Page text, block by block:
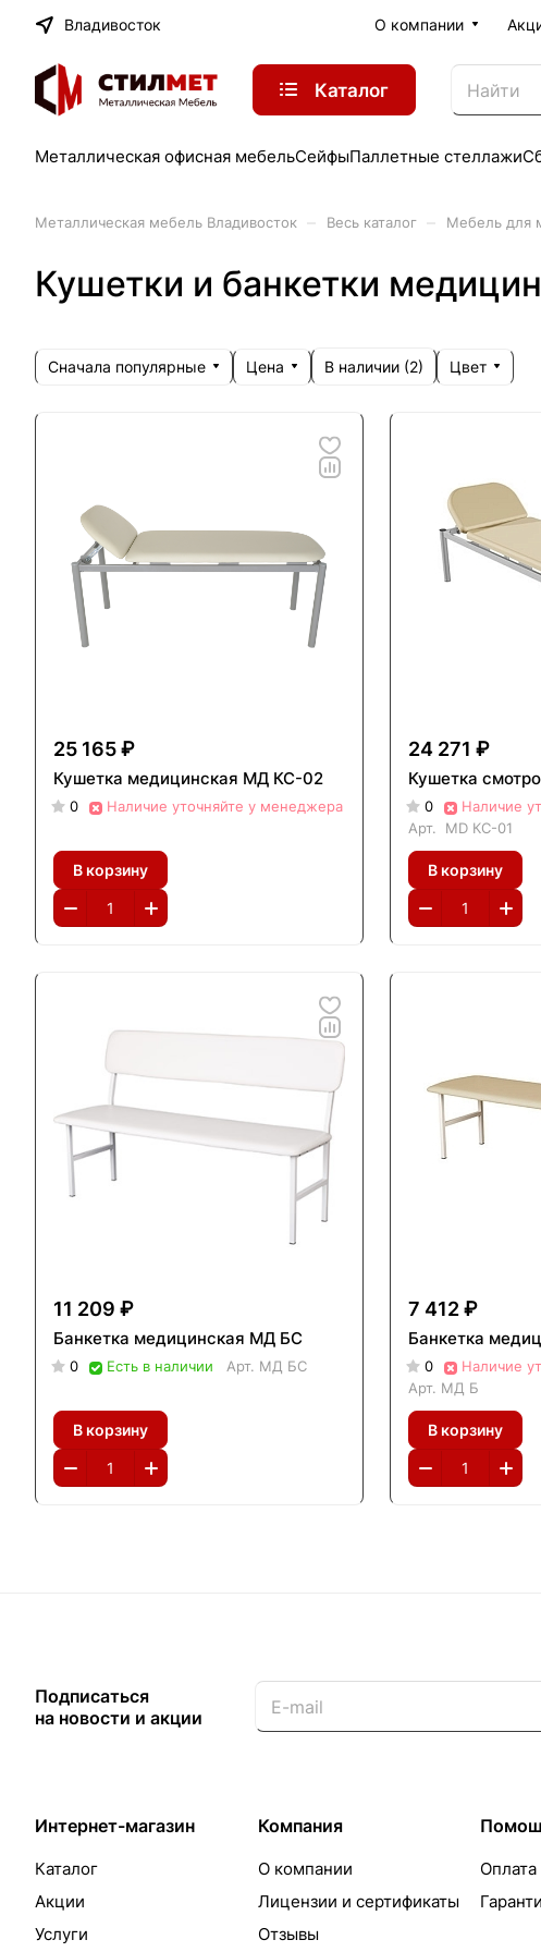
Владивосток О компании
Каталог
Металлическая офисная мебельСейфыПаллетные стеллажи
Металлическая мебель Владивосток Весь каталог Мебель для
Кушетки и банкетки
Сначала популярные Цена В наличии (2) Цвет
25 165 ₽
Кушетка медицинская МД КС-02
0 Наличие уточняйте у менеджера
В корзину
24 271 ₽
Кушетка
0
Наличие
Арт.
MD КС-01
В корзину
11 209 ₽
Банкетка медицинская МД БС
0 Есть в наличии Арт. МД БС
В корзину
7 412 ₽
Банкетка
0
Наличие
Арт. МД Б
В корзину
Подписаться
на новости и акции
Интернет-магазин
Каталог
Акции
Услуги
Компания
О компании
Лицензии и сертификаты
Отзывы
Оплата